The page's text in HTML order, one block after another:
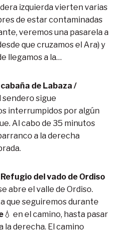
izquierda vierten varias
de estar contaminadas
veremos una pasarela a
que cruzamos el Ara) y
llegamos a la…
de Labaza /
sendero sigue
interrumpidos por algún
Al cabo de 35 minutos
a la derecha
del vado de Ordiso
abre el valle de Ordiso.
que seguiremos durante
💧 en el camino, hasta pasar
la derecha. El camino